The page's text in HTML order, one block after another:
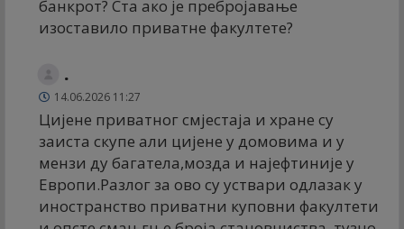
банкрот? Ста ако је пребројавање
изоставило приватне факултете?
.
14.06.2026 11:27
Цијене приватног смјестаја и хране су
заиста скупе али цијене у домовима и у
мензи ду багатела,мозда и најефтиније у
Европи.Разлог за ово су уствари одлазак у
иностранство приватни куповни факултети